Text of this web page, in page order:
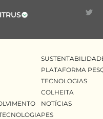
PLATAFORMA
TECNOLOGIAS
COLHEITA
NOTÍCIAS
PES